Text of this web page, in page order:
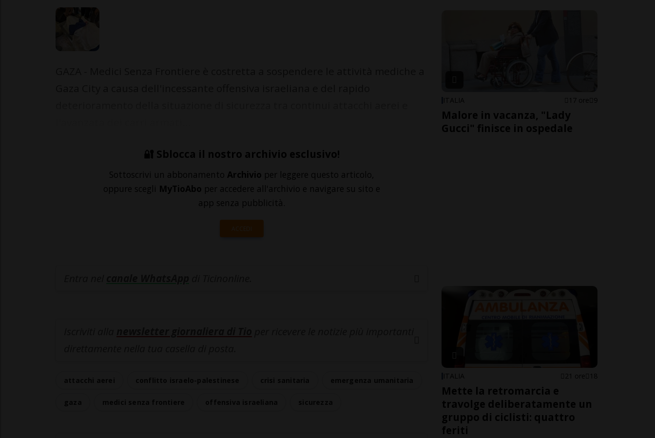
🔐 Sblocca il nostro archivio esclusivo!
Sottoscrivi un abbonamento Archivio per leggere questo articolo,
oppure scegli MyTioAbo per accedere all'archivio e navigare su sito e
app senza pubblicità.
ACCEDI
ITALIA 17 ore 9
Malore in vacanza, "Lady
Gucci" finisce in ospedale
ITALIA 21 ore 18
Mette la retromarcia e
travolge deliberatamente un
gruppo di ciclisti: quattro
feriti